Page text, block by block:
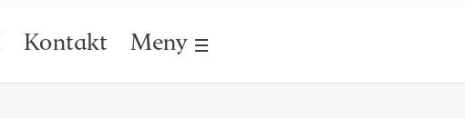
Kontakt Meny